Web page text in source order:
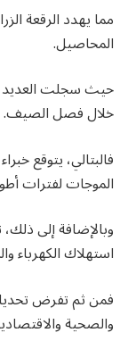
مما يهدد الرقعة
المحاصيل.
حيث سجلت العديد
خلال فصل الصيف. ومع
فالبتالي، يتوقع
الموجات لفترات
وبالإضافة إلى
استهلاك الكهرباء
فمن ثم تفرض
والصحية